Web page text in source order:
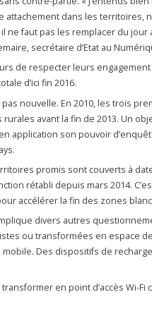
attachement dans les territoires,
faut pas les remplacer du jour
secrétaire d’Etat au
de respecter leurs
d’ici fin 2016.
nouvelle. En 2010, les trois
avant la fin de 2013. Un
application son pouvoir
promis sont couverts à
rétabli depuis mars 2014.
accélérer la fin des zones
divers autres
ou transformées en espace
Des dispositifs de
en point d’accès Wi-Fi